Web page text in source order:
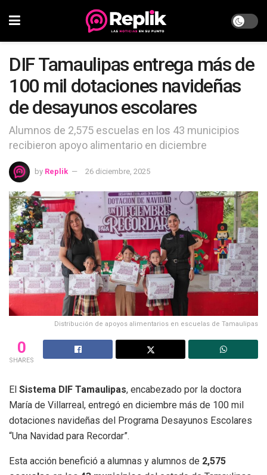
DIF Tamaulipas entrega más de
100 mil dotaciones navideñas
de desayunos escolares
Alumnos de 2,575 escuelas en los 43 municipios
recibieron apoyo alimentario en diciembre
by Replik 26 diciembre, 2025
Distribución de apoyos alimentarios en escuelas de Tamaulipas
0
SHARES
El Sistema DIF Tamaulipas, encabezado por la doctora
María de Villarreal, entregó en diciembre más de 100 mil
dotaciones navideñas del Programa Desayunos Escolares
“Una Navidad para Recordar”.
Esta acción benefició a alumnas y alumnos de 2,575